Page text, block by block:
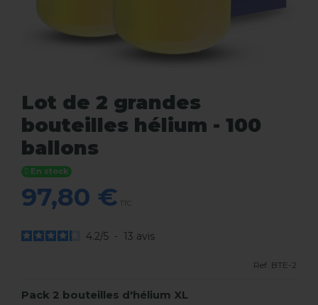
Lot de 2 grandes
bouteilles hélium - 100
ballons
En stock
97,80 € TTC
4.2/5 - 13 avis
Ref. BTE-2
Pack 2 bouteilles d'hélium XL